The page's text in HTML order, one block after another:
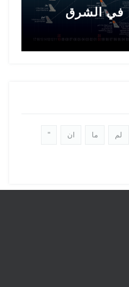
تاريخ المقاتلة F-16 في الشرق
لم ما ان "